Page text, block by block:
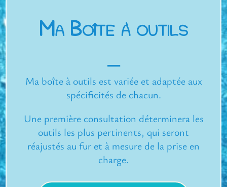
Ma Boîte à outils
Ma boîte à outils est variée et adaptée aux
spécificités de chacun.
Une première consultation déterminera les
outils les plus pertinents, qui seront
réajustés au fur et à mesure de la prise en
charge.